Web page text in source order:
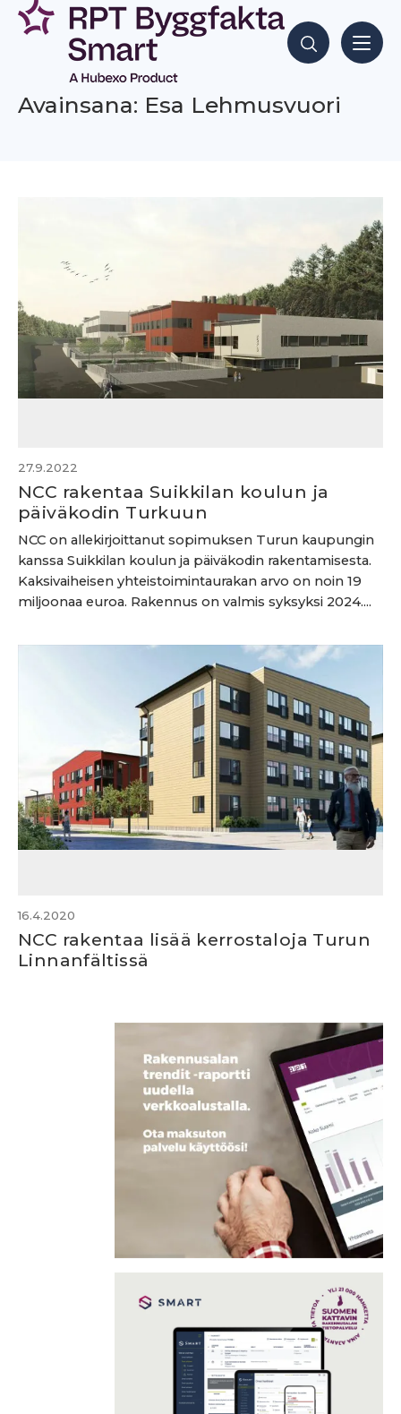
Siirry
sisältöön
Hae sisältöjä
Avainsana: Esa Lehmusvuori
27.9.2022
NCC rakentaa Suikkilan koulun ja
päiväkodin Turkuun
NCC on allekirjoittanut sopimuksen Turun kaupungin
kanssa Suikkilan koulun ja päiväkodin rakentamisesta.
Kaksivaiheisen yhteistoimintaurakan arvo on noin 19
miljoonaa euroa. Rakennus on valmis syksyksi 2024....
16.4.2020
NCC rakentaa lisää kerrostaloja Turun
Linnanfältissä